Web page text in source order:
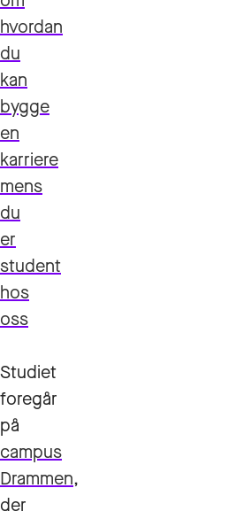
hvordan
du
kan
bygge
en
karriere
mens
du
er
student
hos
oss
Studiet
foregår
på
campus
Drammen,
der